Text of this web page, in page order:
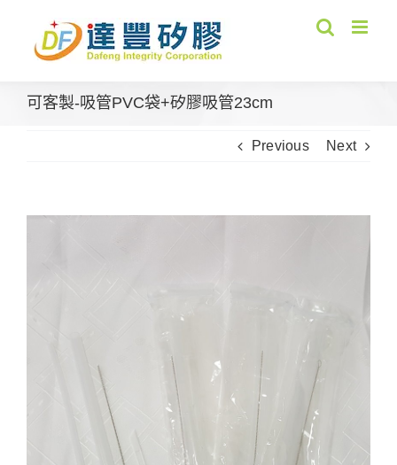
content
可客製-吸管PVC袋+矽膠吸管23cm
Previous Next